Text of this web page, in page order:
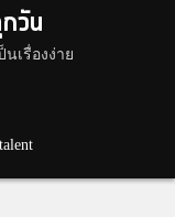
วัน
เรื่องง่าย